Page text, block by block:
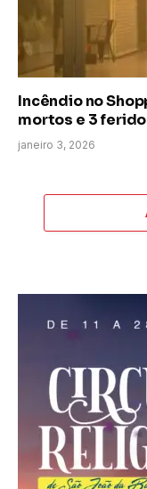
Incêndio no
mortos e 3
janeiro 3, 2026